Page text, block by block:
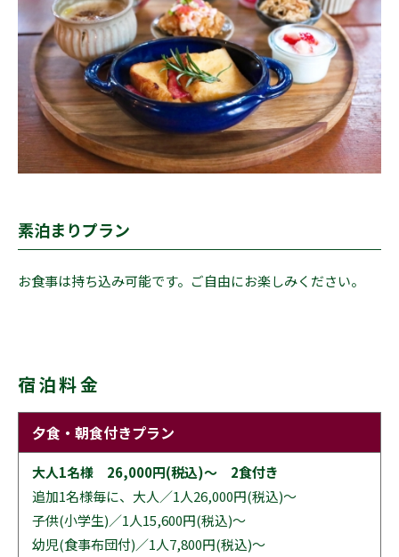
素泊まりプラン
お食事は持ち込み可能です。ご自由にお楽しみください。
宿泊料金
夕食・朝食付きプラン
大人1名様 26,000円(税込)〜 2食付き
追加1名様毎に、大人／1人26,000円(税込)〜
子供(小学生)／1人15,600円(税込)〜
幼児(食事布団付)／1人7,800円(税込)〜